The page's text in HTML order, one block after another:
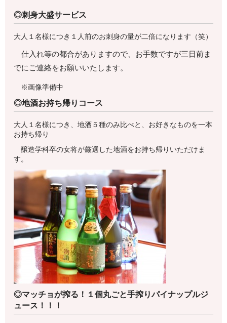
◎刺身大盛サービス
大人１名様につき１人前のお刺身の量が二倍になります（笑）
仕入れ等の都合がありますので、お手数ですが三日前ま
でにご連絡をお願いいたします。
※画像準備中
◎地酒お持ち帰りコース
大人１名様につき、地酒５種のみ比べと、お好きなものを一本
お持ち帰り
醸造学科卒の女将が厳選した地酒をお持ち帰りいただけま
す。
◎マッチョが搾る！１個丸ごと手搾りパイナップルジ
ュース！！！